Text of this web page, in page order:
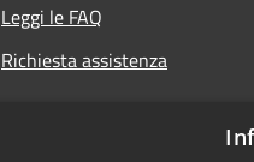
Leggi le FAQ
Richiesta assistenza